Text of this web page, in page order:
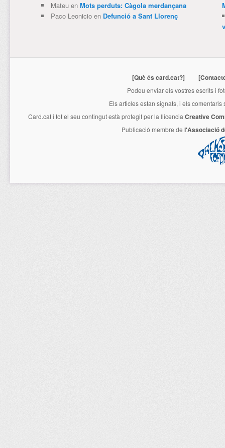
Mateuen Mots perduts: Càgola merdançana
Paco Leonicioen Defunció a Sant Llorenç
[Què és card.cat?]
Podeu enviar els vostres escrits i
Els articles estan signats, i els
Card.cati tot el seu contingut està protegit per la llicenciaCreative
Publicació membre de l'Associació